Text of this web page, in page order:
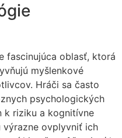
fascinujúca oblasť, ktorá
myšlenkové
Hráči sa často
psychologických
k riziku a kognitívne
výrazne ovplyvniť ich